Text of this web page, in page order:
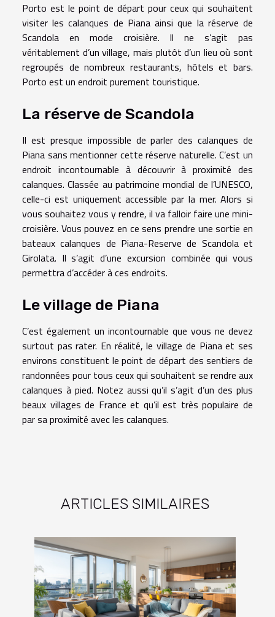
Porto est le point de départ pour ceux qui souhaitent
visiter les calanques de Piana ainsi que la réserve de
Scandola en mode croisière. Il ne s’agit pas
véritablement d’un village, mais plutôt d’un lieu où sont
regroupés de nombreux restaurants, hôtels et bars.
Porto est un endroit purement touristique.
La réserve de Scandola
Il est presque impossible de parler des calanques de
Piana sans mentionner cette réserve naturelle. C’est un
endroit incontournable à découvrir à proximité des
calanques. Classée au patrimoine mondial de l’UNESCO,
celle-ci est uniquement accessible par la mer. Alors si
vous souhaitez vous y rendre, il va falloir faire une mini-
croisière. Vous pouvez en ce sens prendre une sortie en
bateaux calanques de Piana-Reserve de Scandola et
Girolata. Il s’agit d’une excursion combinée qui vous
permettra d’accéder à ces endroits.
Le village de Piana
C’est également un incontournable que vous ne devez
surtout pas rater. En réalité, le village de Piana et ses
environs constituent le point de départ des sentiers de
randonnées pour tous ceux qui souhaitent se rendre aux
calanques à pied. Notez aussi qu’il s’agit d’un des plus
beaux villages de France et qu’il est très populaire de
par sa proximité avec les calanques.
ARTICLES SIMILAIRES